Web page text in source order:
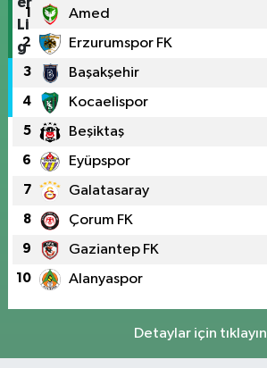
1 Amed
2 Erzurumspor FK
3 Başakşehir
4 Kocaelispor
5 Beşiktaş
6 Eyüpspor
7 Galatasaray
8 Çorum FK
9 Gaziantep FK
10 Alanyaspor
Detaylar için tıklayın